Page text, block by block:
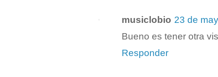
musiclobio 23 de
Bueno es tener otra
Responder